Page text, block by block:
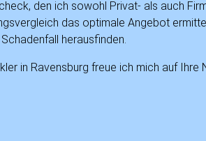
den ich sowohl Privat- als auch
das optimale Angebot
Schadenfall herausfinden.
in Ravensburg freue ich mich auf Ihre